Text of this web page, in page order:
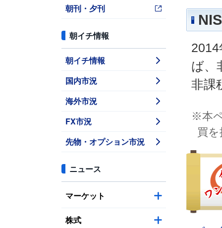
朝刊・夕刊
朝イチ情報
朝イチ情報
国内市況
海外市況
FX市況
先物・オプション市況
ニュース
マーケット
株式
ば、
非課
※本
買